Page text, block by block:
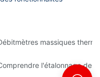
dans les installations de
massiques
: techniques et avantages
l'étalonnage des